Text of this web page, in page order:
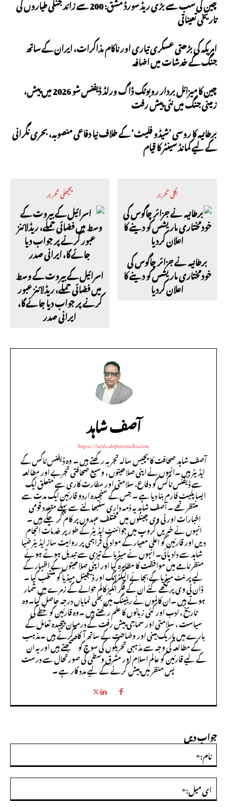
چین کی سب سے بڑی ریڈ سورڈ مشق: 200 سے زائد جنگی طیاروں کی
تاریخی تعیناتی
امریکہ کی بڑھتی عسکری تیاری اور ناکام مذاکرات، ایران کے ساتھ
جنگ کے خدشات میں اضافہ
چین کا میزائل بردار روبوٹک ڈاگ ورلڈ ڈیفنس شو 2026 میں پیش،
زمینی جنگ میں نئی پیش رفت
برطانیہ کا روسی ’شیڈو فلیٹ‘ کے خلاف نیا دفاعی منصوبہ، بحری نگرانی
کے لیے کمانڈ سینٹر کا قیام
پچھلی تحریر
اسرائیل کے بیروت کے وسط
میں فضائی حملے، ریڈلائنز عبور
کرنے پر جواب دیا جائے گا،
ایرانی صدر
اگلی تحریر
برطانیہ نے جزائر چاگوس کی
خودمختاری ماریشس کو دینے کا
اعلان کردیا
آصف شاہد
https://urdu.defencetalks.com
آصف شاہد صحافت کا پچیس سالہ تجربہ رکھتے ہیں ۔ وہ ڈیفنس ٹاکس کے
ایڈیٹر ہیں ۔انہوں نے اپنی صلاحیتوں ، وسیع صحافتی تجربے اور مطالعہ
سے ڈیفنس ٹاکس کو دفاع، سلامتی اور سفارت کاری سے متعلق ایک
ایسا پلیٹ فارم بنا دیا ہے ۔ جس کے سنجیدہ اردو قارئین ایک مدت سے
منتظر تھے ۔ آصف شاہد یہ ذمہ داری سنبھالنے سے پہلے متعدد قومی
اخبارات اور ٹی وی چینلوں میں مختلف عہدوں پر کام کر چکے ہیں ۔
انہوں نے خبریں گروپ میں جوائنٹ ایڈیٹر کے طور پر خدمات انجام
دیں اور قارئین کو اعلیٰ معیار کے مواد کی فراہمی پر روایت ساز ایڈیٹر ضیا
شاہد سے داد پائی۔ انہوں نے میڈیا کے تیزی سے تبدیل ہوتے ہوئے
منظر نامے میں موافقت کا مظاہرہ کیا اور اپنی صلاحیتوں کے اظہار کے
لیے پرنٹ میڈیا کے بجائے الیکٹرانک اور ڈیجیٹل میڈیا کو منتخب کیا ۔
ڈان ٹی وی پر لکھے گئے ان کے فکر انگیز کالم حوالے کے زمرے میں شمار
ہوتے ہیں ۔ان کالموں نے ریٹینگ میں بھی نمایاں درجہ حاصل کیا۔وہ
تاریخ ، ادب اور کئی زبانوں کا علم رکھتے ہیں ۔وہ قارئین کو خطے کی
سیاست ، سلامتی اور سماجی پیش رفت کے درمیان پیچیدہ تعامل کے
بارے میں باریک بینی اور وضاحت کے ساتھ آگاہ کرتے ہیں ۔مذہب
کے مطالعہ کی وجہ سے مذہبی تحریکوں کی سوچ کو سمجھتے ہیں اور یہ ان
کے لیے قارئین کو عالم اسلام اور مشرق وسطیٰ کی صورتحال سے درست
پس منظر میں پیش کرنے کے لیے مدد گار ہے ۔
جواب دیں
ای